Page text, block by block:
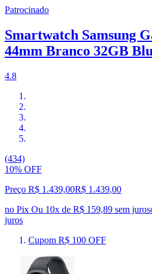
Patrocinado
Smartwatch Samsung
44mm Branco 32GB
4.8
(434)
10% OFF
Preço R$ 1.439,00R$ 1.439,00
no Pix Ou 10x de R$ 159,89 sem juros
juros
Cupom R$ 100 OFF